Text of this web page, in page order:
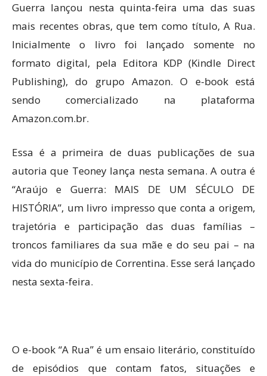
Guerra lançou nesta quinta-feira uma das suas
mais recentes obras, que tem como título, A Rua.
Inicialmente o livro foi lançado somente no
formato digital, pela Editora KDP (Kindle Direct
Publishing), do grupo Amazon. O e-book está
sendo comercializado na plataforma
Amazon.com.br.
Essa é a primeira de duas publicações de sua
autoria que Teoney lança nesta semana. A outra é
“Araújo e Guerra: MAIS DE UM SÉCULO DE
HISTÓRIA”, um livro impresso que conta a origem,
trajetória e participação das duas famílias –
troncos familiares da sua mãe e do seu pai – na
vida do município de Correntina. Esse será lançado
nesta sexta-feira.
O e-book “A Rua” é um ensaio literário, constituído
de episódios que contam fatos, situações e